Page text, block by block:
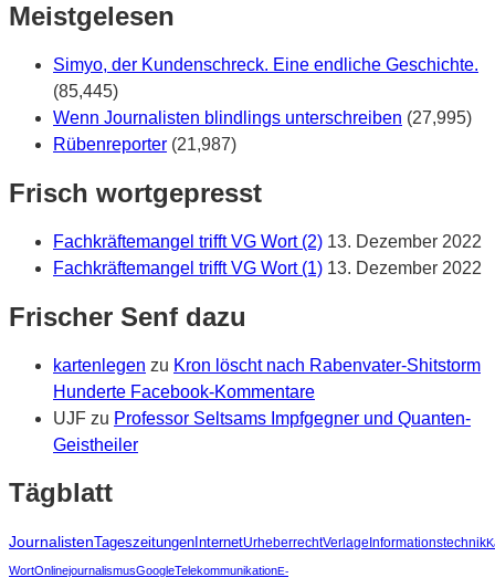
Meistgelesen
Simyo, der Kundenschreck. Eine endliche Geschichte.
(85,445)
Wenn Journalisten blindlings unterschreiben (27,995)
Rübenreporter (21,987)
Frisch wortgepresst
Fachkräftemangel trifft VG Wort (2) 13. Dezember 2022
Fachkräftemangel trifft VG Wort (1) 13. Dezember 2022
Frischer Senf dazu
kartenlegen zu Kron löscht nach Rabenvater-Shitstorm
Hunderte Facebook-Kommentare
UJF zu Professor Seltsams Impfgegner und Quanten-
Geistheiler
Tägblatt
JournalistenTageszeitungen InternetUrheberrechtVerlage Informationstechnik
WortOnlinejournalismusGoogleTelekommunikationE-